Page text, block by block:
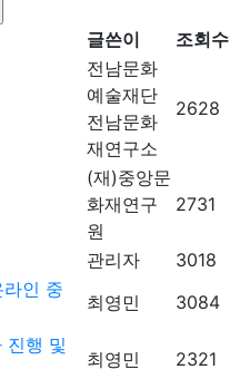
글쓴이 조회수
전남문화
예술재단
전남문화
재연구소
2628
(재)중앙문
화재연구
원
2731
관리자 3018
인 중
최영민 3084
진행 및
최영민 2321